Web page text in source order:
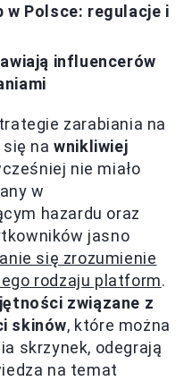
w Polsce: regulacje i
influencerów
zarabiania na
się nawnikliwiej
nie miało
w
hazardu oraz
jasno
się zrozumienie
rodzaju platform.
związane z
skinów, które można
skrzynek, odegrają
na temat